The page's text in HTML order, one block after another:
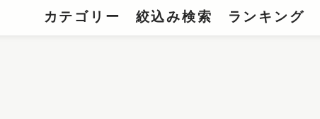
ランキング
絞込み検索
カテゴリー